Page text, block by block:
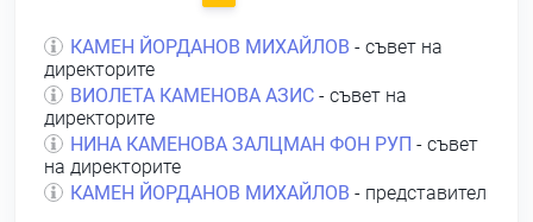
КАМЕН ЙОРДАНОВ МИХАЙЛОВ - съвет на
директорите
ВИОЛЕТА КАМЕНОВА АЗИС - съвет на
директорите
НИНА КАМЕНОВА ЗАЛЦМАН ФОН РУП - съвет
на директорите
КАМЕН ЙОРДАНОВ МИХАЙЛОВ - представител